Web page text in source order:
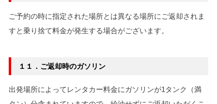
ご予約の時に指定された場所とは異なる場所にご返却されま
すと乗り捨て料金が発生する場合がございます。
１１．ご返却時のガソリン
出発場所によってレンタカー料金にガソリンが1タンク（満